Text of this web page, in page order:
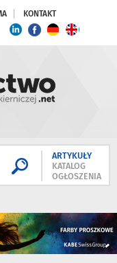
KONTAKT
ARTYKUŁY
KATALOG
OGŁOSZENIA